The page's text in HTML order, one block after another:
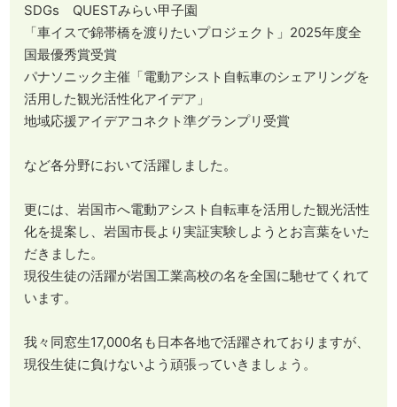
SDGs QUESTみらい甲子園
「車イスで錦帯橋を渡りたいプロジェクト」2025年度全
国最優秀賞受賞
パナソニック主催「電動アシスト自転車のシェアリングを
活用した観光活性化アイデア」
地域応援アイデアコネクト準グランプリ受賞
など各分野において活躍しました。
更には、岩国市へ電動アシスト自転車を活用した観光活性
化を提案し、岩国市長より実証実験しようとお言葉をいた
だきました。
現役生徒の活躍が岩国工業高校の名を全国に馳せてくれて
います。
​​​​​​​我々同窓生17,000名も日本各地で活躍されておりますが、
現役生徒に負けないよう頑張っていきましょう。